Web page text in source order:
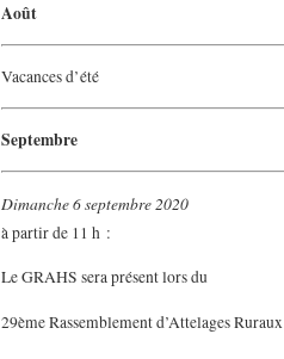
Août
Vacances d’été
Septembre
Dimanche 6 septembre 2020
à partir de 11 h :
Le GRAHS sera présent lors du
29ème Rassemblement d’Attelages Ruraux